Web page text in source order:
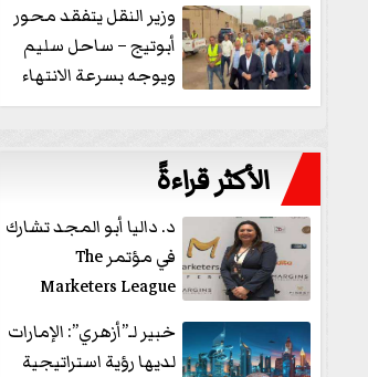
وزير النقل يتفقد محور
أبوتيج – ساحل سليم
ويوجه بسرعة الانتهاء
من...
الأكثر قراءةً
د. داليا أبو المجد تشارك
في مؤتمر The
Marketers League
وتدير جلسة...
خبير لـ”أزهري”: الإمارات
لديها رؤية استراتيجية